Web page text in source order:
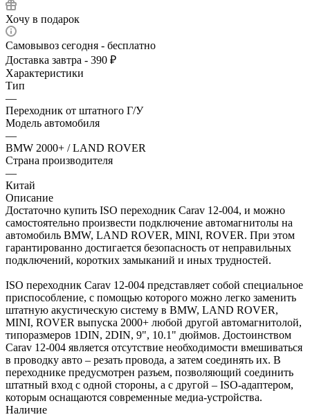
Хочу в подарок
Самовывоз сегодня - бесплатно
Доставка завтра - 390 ₽
Характеристики
Тип
—
Переходник от штатного Г/У
Модель автомобиля
—
BMW 2000+ / LAND ROVER
Страна производителя
—
Китай
Описание
Достаточно купить ISO переходник Carav 12-004, и можно
самостоятельно произвести подключение автомагнитолы на
автомобиль BMW, LAND ROVER, MINI, ROVER. При этом
гарантированно достигается безопасность от неправильных
подключений, коротких замыканий и иных трудностей.
ISO переходник Carav 12-004 представляет собой специальное
приспособление, с помощью которого можно легко заменить
штатную акустическую систему в BMW, LAND ROVER,
MINI, ROVER выпуска 2000+ любой другой автомагнитолой,
типоразмеров 1DIN, 2DIN, 9", 10.1" дюймов. Достоинством
Carav 12-004 является отсутствие необходимости вмешиваться
в проводку авто – резать провода, а затем соединять их. В
переходнике предусмотрен разъем, позволяющий соединить
штатный вход с одной стороны, а с другой – ISO-адаптером,
которым оснащаются современные медиа-устройства.
Наличие